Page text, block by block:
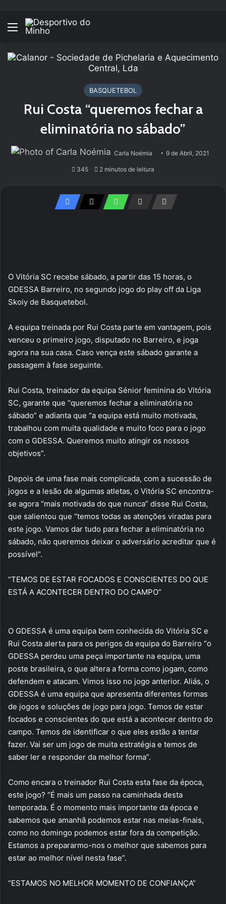
Menu
BASQUETEBOL
Rui Costa “queremos fechar a
eliminatória no sábado”
Carla Noémia 9 de Abril, 2021
345 2 minutos de leitura
O Vitória SC recebe sábado, a partir das 15 horas, o
GDESSA Barreiro, no segundo jogo do play off da Liga
Skoiy de Basquetebol.
A equipa treinada por Rui Costa parte em vantagem, pois
venceu o primeiro jogo, disputado no Barreiro, e joga
agora na sua casa. Caso vença este sábado garante a
passagem à fase seguinte.
Rui Costa, treinador da equipa Sénior feminina do Vitória
SC, garante que “queremos fechar a eliminatória no
sábado” e adianta que “a equipa está muito motivada,
trabalhou com muita qualidade e muito foco para o jogo
com o GDESSA. Queremos muito atingir os nossos
objetivos”.
Depois de uma fase mais complicada, com a sucessão de
jogos e a lesão de algumas atletas, o Vitória SC encontra-
se agora “mais motivada do que nunca” disse Rui Costa,
que salientou que “temos todas as atenções viradas para
este jogo. Vamos dar tudo para fechar a eliminatória no
sábado, não queremos deixar o adversário acreditar que é
possível”.
“TEMOS DE ESTAR FOCADOS E CONSCIENTES DO QUE
ESTÁ A ACONTECER DENTRO DO CAMPO”
O GDESSA é uma equipa bem conhecida do Vitória SC e
Rui Costa alerta para os perigos da equipa do Barreiro “o
GDESSA perdeu uma peça importante na equipa, uma
poste brasileira, o que altera a forma como jogam, como
defendem e atacam. Vimos isso no jogo anterior. Aliás, o
GDESSA é uma equipa que apresenta diferentes formas
de jogos e soluções de jogo para jogo. Temos de estar
focados e conscientes do que está a acontecer dentro do
campo. Temos de identificar o que eles estão a tentar
fazer. Vai ser um jogo de muita estratégia e temos de
saber ler e responder da melhor forma”.
Como encara o treinador Rui Costa esta fase da época,
este jogo? “É mais um passo na caminhada desta
temporada. É o momento mais importante da época e
sabemos que amanhã podemos estar nas meias-finais,
como no domingo podemos estar fora da competição.
Estamos a prepararmo-nos o melhor que sabemos para
estar ao melhor nível nesta fase”.
“ESTAMOS NO MELHOR MOMENTO DE CONFIANÇA”